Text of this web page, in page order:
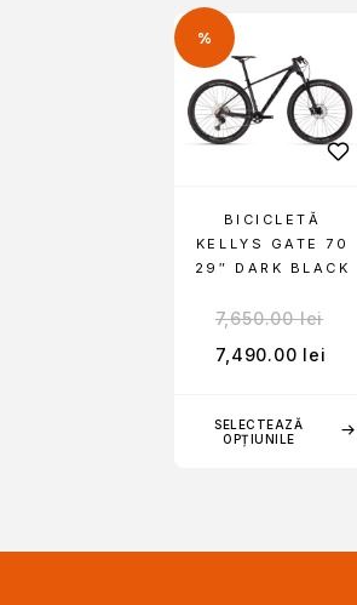
%
SELECTEAZĂ
OPȚIUNILE
BICICLETĂ
KELLYS GATE 70
29″ DARK BLACK
7,650.00lei
7,490.00 lei